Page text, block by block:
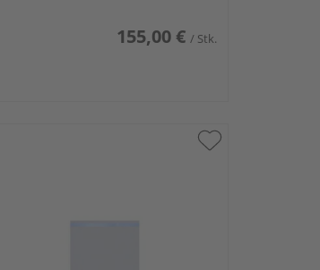
155,00 € / Stk.